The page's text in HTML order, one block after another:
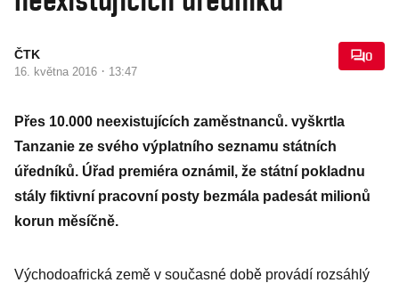
ČTK
16. května 2016 · 13:47
0
Přes 10.000 neexistujících zaměstnanců. vyškrtla
Tanzanie ze svého výplatního seznamu státních
úředníků. Úřad premiéra oznámil, že státní pokladnu
stály fiktivní pracovní posty bezmála padesát milionů
korun měsíčně.
Východoafrická země v současné době provádí rozsáhlý